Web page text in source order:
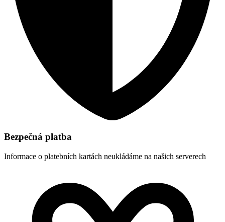
Bezpečná platba
Informace o platebních kartách neukládáme na našich serverech